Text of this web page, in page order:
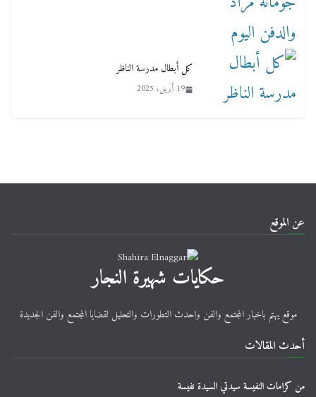
كل أبطال مدرسة الناظر
19 أبريل، 2025
عن الموقع
حكايات شهيرة النجار
موقع يهتم باخبار المجتمع والفن واحدث التطورات والتحليل لقضايا المجتمع والفن الجديدة
أحدث المقالات
من كرامات النفيسة سيدتي السيدة نفيسة